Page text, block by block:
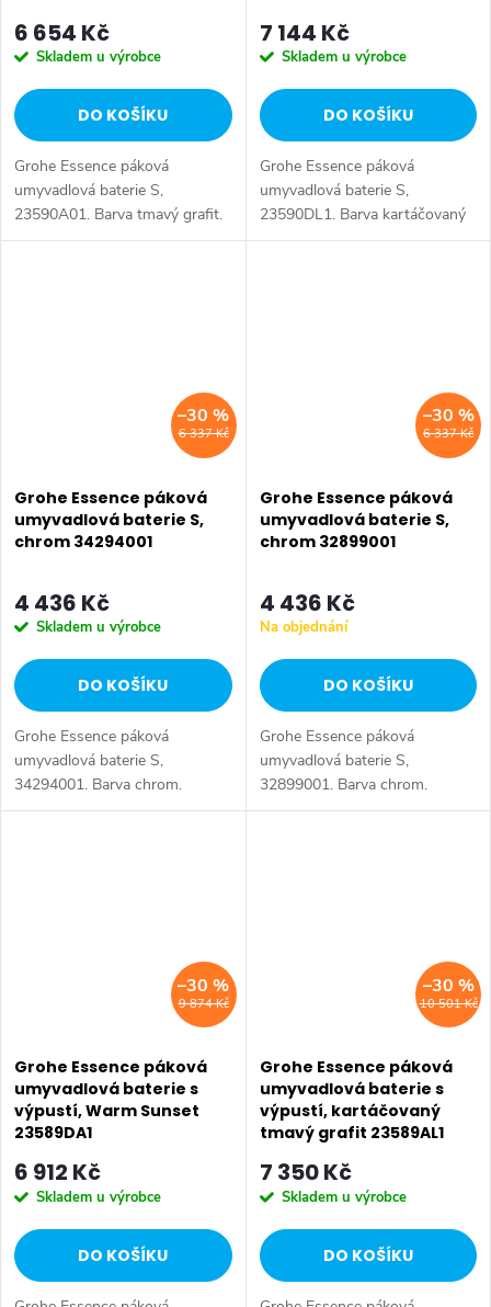
6 654 Kč
Skladem u výrobce
DO KOŠÍKU
Grohe Essence páková
umyvadlová baterie S,
23590A01. Barva tmavý grafit.
7 144 Kč
Skladem u výrobce
DO KOŠÍKU
Grohe Essence páková
umyvadlová baterie S,
23590DL1. Barva kartáčovaný
Warm Sunset.
6 337 Kč
–30 %
Grohe Essence páková
umyvadlová baterie S,
chrom 34294001
4 436 Kč
Skladem u výrobce
DO KOŠÍKU
Grohe Essence páková
umyvadlová baterie S,
34294001. Barva chrom.
6 337 Kč
–30 %
Grohe Essence páková
umyvadlová baterie S,
chrom 32899001
4 436 Kč
Na objednání
DO KOŠÍKU
Grohe Essence páková
umyvadlová baterie S,
32899001. Barva chrom.
9 874 Kč
–30 %
Grohe Essence páková
umyvadlová baterie s
výpustí, Warm Sunset
23589DA1
6 912 Kč
Skladem u výrobce
DO KOŠÍKU
10 501 Kč
–30 %
Grohe Essence páková
umyvadlová baterie s
výpustí, kartáčovaný
tmavý grafit 23589AL1
7 350 Kč
Skladem u výrobce
DO KOŠÍKU